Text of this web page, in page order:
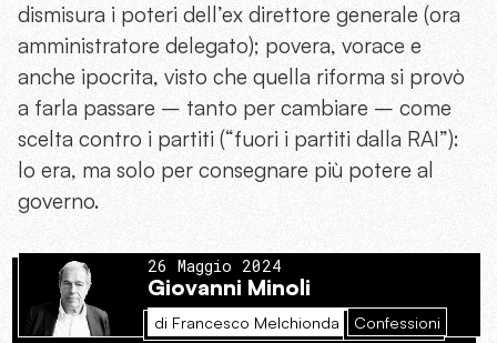
dismisura i poteri dell’ex direttore generale (ora
amministratore delegato); povera, vorace e
anche ipocrita, visto che quella riforma si provò
a farla passare – tanto per cambiare – come
scelta contro i partiti (“fuori i partiti dalla RAI”):
lo era, ma solo per consegnare più potere al
governo.
26 Maggio 2024
Giovanni Minoli
di Francesco Melchionda Confessioni